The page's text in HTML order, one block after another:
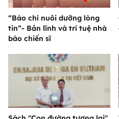
“Báo chí nuôi dưỡng lòng
tin”- Bản lĩnh và trí tuệ nhà
báo chiến sĩ